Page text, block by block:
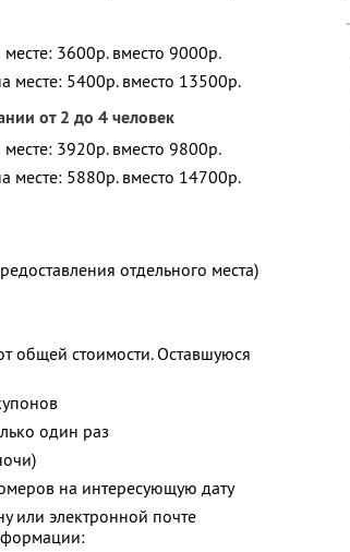
3600р. вместо 9000р.
месте: 5400р. вместо 13500р.
от 2 до 4 человек
3920р. вместо 9800р.
месте: 5880р. вместо 14700р.
отдельного места)
общей стоимости. Оставшуюся
один раз
на интересующую дату
или электронной почте